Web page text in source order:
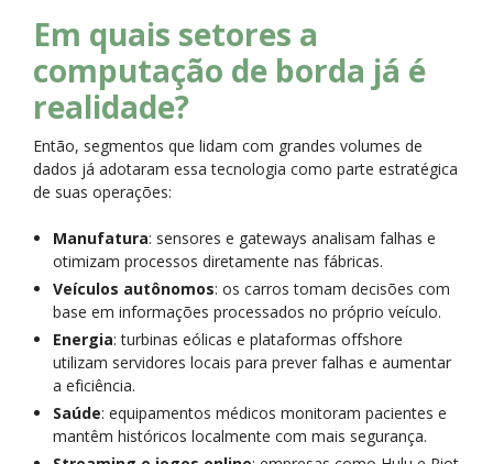
Em quais setores a
computação de borda já é
realidade?
Então, segmentos que lidam com grandes volumes de
dados já adotaram essa tecnologia como parte estratégica
de suas operações:
Manufatura: sensores e gateways analisam falhas e
otimizam processos diretamente nas fábricas.
Veículos autônomos: os carros tomam decisões com
base em informações processados no próprio veículo.
Energia: turbinas eólicas e plataformas offshore
utilizam servidores locais para prever falhas e aumentar
a eficiência.
Saúde: equipamentos médicos monitoram pacientes e
mantêm históricos localmente com mais segurança.